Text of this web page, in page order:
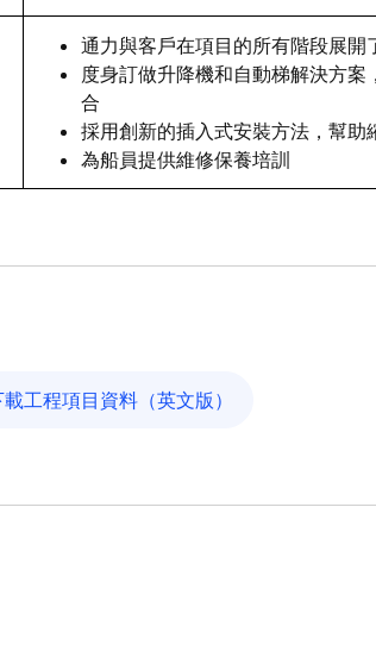
通力與客戶在項目的所有階段展開
度身訂做升降機和自動梯解決方
合
採用創新的插入式安裝方法，幫助
為船員提供維修保養培訓
工程項目資料（英文版）